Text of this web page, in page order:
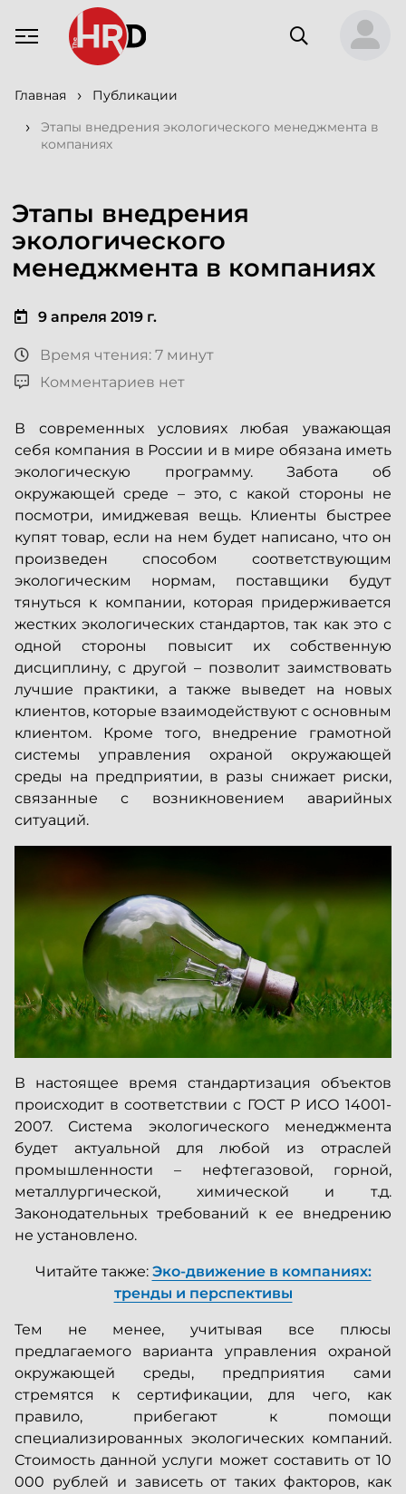
Главная
Публикации
Этапы внедрения экологического менеджмента в
компаниях
Этапы внедрения
экологического
менеджмента в компаниях
9 апреля 2019 г.
Время чтения: 7 минут
Комментариев нет
В современных условиях любая уважающая
себя компания в России и в мире обязана иметь
экологическую программу. Забота об
окружающей среде – это, с какой стороны не
посмотри, имиджевая вещь. Клиенты быстрее
купят товар, если на нем будет написано, что он
произведен способом соответствующим
экологическим нормам, поставщики будут
тянуться к компании, которая придерживается
жестких экологических стандартов, так как это с
одной стороны повысит их собственную
дисциплину, с другой– позволит заимствовать
лучшие практики, а также выведет на новых
клиентов, которые взаимодействуют с основным
клиентом. Кроме того, внедрение грамотной
системы управления охраной окружающей
среды на предприятии, в разы снижает риски,
связанные с возникновением аварийных
ситуаций.
В настоящее время стандартизация объектов
происходит в соответствии с ГОСТ Р ИСО 14001-
2007. Система экологического менеджмента
будет актуальной для любой из отраслей
промышленности – нефтегазовой, горной,
металлургической, химической и т.д.
Законодательных требований к ее внедрению
не установлено.
Читайте также: Эко-движение в компаниях:
тренды и перспективы
Тем не менее, учитывая все плюсы
предлагаемого варианта управления охраной
окружающей среды, предприятия сами
стремятся к сертификации, для чего, как
правило, прибегают к помощи
специализированных экологических компаний.
Стоимость данной услуги может составить от 10
000 рублей и зависеть от таких факторов, как